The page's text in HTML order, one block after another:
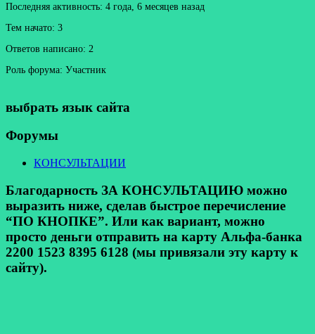
Последняя активность: 4 года, 6 месяцев назад
Тем начато: 3
Ответов написано: 2
Роль форума: Участник
выбрать язык сайта
Форумы
КОНСУЛЬТАЦИИ
Благодарность ЗА КОНСУЛЬТАЦИЮ можно
выразить ниже, сделав быстрое перечисление
“ПО КНОПКЕ”. Или как вариант, можно
просто деньги отправить на карту Альфа-банка
2200 1523 8395 6128 (мы привязали эту карту к
сайту).